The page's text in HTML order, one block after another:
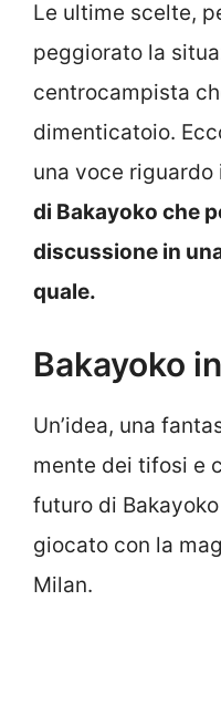
Le ultime scelte,
peggiorato la
centrocampista
dimenticatoio.
una voce riguardo
di Bakayoko che
discussione in
quale.
Bakayoko
Un’idea, una
mente dei tifosi e
futuro di
giocato con la
Milan.